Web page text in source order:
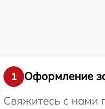
1
Оформление
Свяжитесь с нами